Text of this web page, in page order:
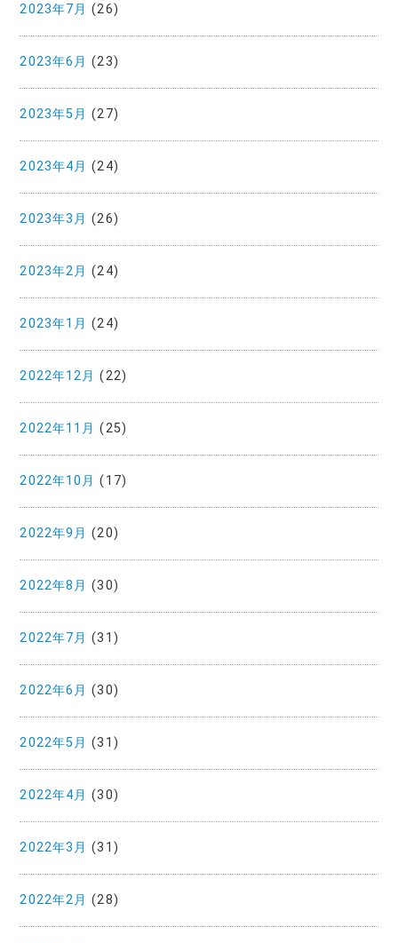
2023年7月 (26)
2023年6月 (23)
2023年5月 (27)
2023年4月 (24)
2023年3月 (26)
2023年2月 (24)
2023年1月 (24)
2022年12月 (22)
2022年11月 (25)
2022年10月 (17)
2022年9月 (20)
2022年8月 (30)
2022年7月 (31)
2022年6月 (30)
2022年5月 (31)
2022年4月 (30)
2022年3月 (31)
2022年2月 (28)